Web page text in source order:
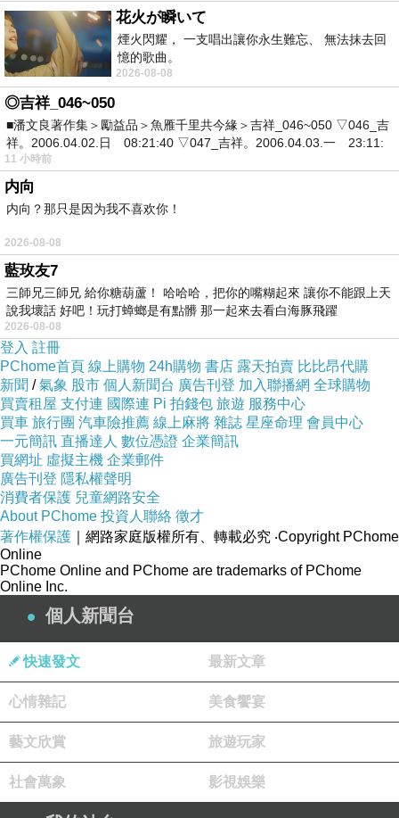
蕾絲領片，
以細膩精緻
的花紋圖
案，
將優雅與氣
質表達地絲
絲入扣，雪
紡材質的拼
接袖設計，
豐富整體造
行的視覺層
次，不論約
搭都適合！
Model 身
高：169cm
體重：48kg
三圍：33/
花火が瞬いて
煙火閃耀， 一支唱出讓你永生難忘、 無法抹去回
憶的歌曲。
2026-08-08
◎吉祥_046~050
■潘文良著作集＞勵益品＞魚雁千里共今緣＞吉祥_046~050 ▽046_吉
祥。2006.04.02.日 08:21:40 ▽047_吉祥。2006.04.03.一 23:11:
11 小時前
内向
内向？那只是因为我不喜欢你！
2026-08-08
藍玫友7
三師兄三師兄 給你糖葫蘆！ 哈哈哈，把你的嘴糊起來 讓你不能跟上天
說我壞話 好吧！玩打蟑螂是有點髒 那一起來去看白海豚飛躍
2026-08-08
登入 註冊
PChome首頁 線上購物 24h購物 書店 露天拍賣 比比昂代購
新聞 /氣象 股市 個人新聞台 廣告刊登 加入聯播網 全球購物
買賣租屋 支付連 國際連 Pi 拍錢包 旅遊 服務中心
買車 旅行團 汽車險推薦 線上麻將 雜誌 星座命理 會員中心
一元簡訊 直播達人 數位憑證 企業簡訊
買網址 虛擬主機 企業郵件
廣告刊登 隱私權聲明
消費者保護 兒童網路安全
About PChome 投資人聯絡 徵才
著作權保護 ｜網路家庭版權所有、轉載必究 ‧Copyright PChome
Online
PChome Online and PChome are trademarks of PChome
Online Inc.
個人新聞台
快速發文 最新文章
心情雜記 美食饗宴
藝文欣賞 旅遊玩家
社會萬象 影視娛樂